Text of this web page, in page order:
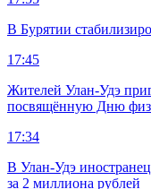
В Бурятии
17:45
Жителей Улан-Удэ
посвящённую Дню
17:34
В Улан-Удэ
за 2 миллиона рублей